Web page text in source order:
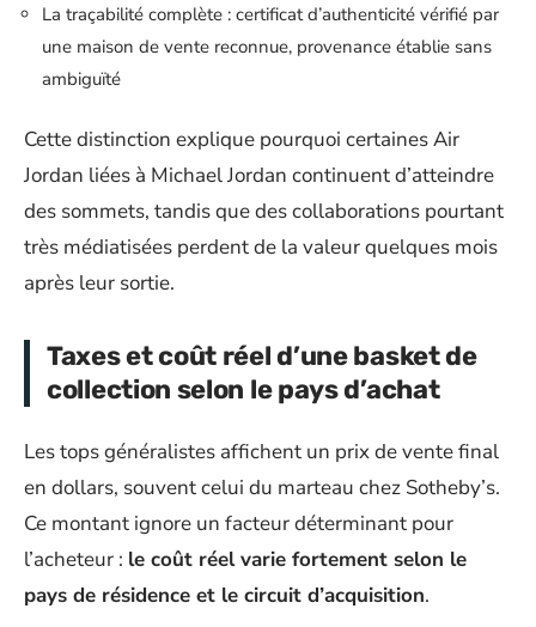
La traçabilité complète : certificat d’authenticité vérifié par
une maison de vente reconnue, provenance établie sans
ambiguïté
Cette distinction explique pourquoi certaines Air
Jordan liées à Michael Jordan continuent d’atteindre
des sommets, tandis que des collaborations pourtant
très médiatisées perdent de la valeur quelques mois
après leur sortie.
Taxes et coût réel d’une basket de
collection selon le pays d’achat
Les tops généralistes affichent un prix de vente final
en dollars, souvent celui du marteau chez Sotheby’s.
Ce montant ignore un facteur déterminant pour
l’acheteur : le coût réel varie fortement selon le
pays de résidence et le circuit d’acquisition.